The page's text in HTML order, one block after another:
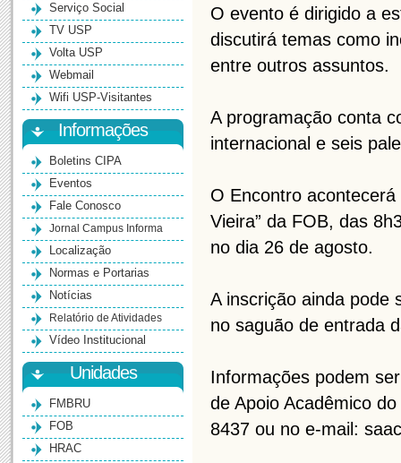
Serviço Social
TV USP
Volta USP
Webmail
Wifi USP-Visitantes
Informações
Boletins CIPA
Eventos
Fale Conosco
Jornal Campus Informa
Localização
Normas e Portarias
Notícias
Relatório de Atividades
Vídeo Institucional
Unidades
FMBRU
FOB
HRAC
O evento é dirigido a
discutirá temas como
entre outros assuntos.
A programação conta
internacional e seis
O Encontro
Vieira” da FOB, das
no dia 26 de agosto.
A inscrição ainda pode
no saguão de entrada
Informações podem
de Apoio Acadêmico
8437 ou no e-mail: